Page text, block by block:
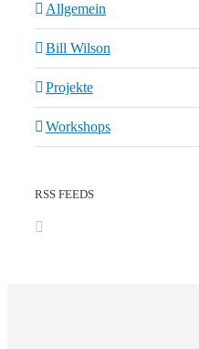
Allgemein
Bill Wilson
Projekte
Workshops
RSS FEEDS